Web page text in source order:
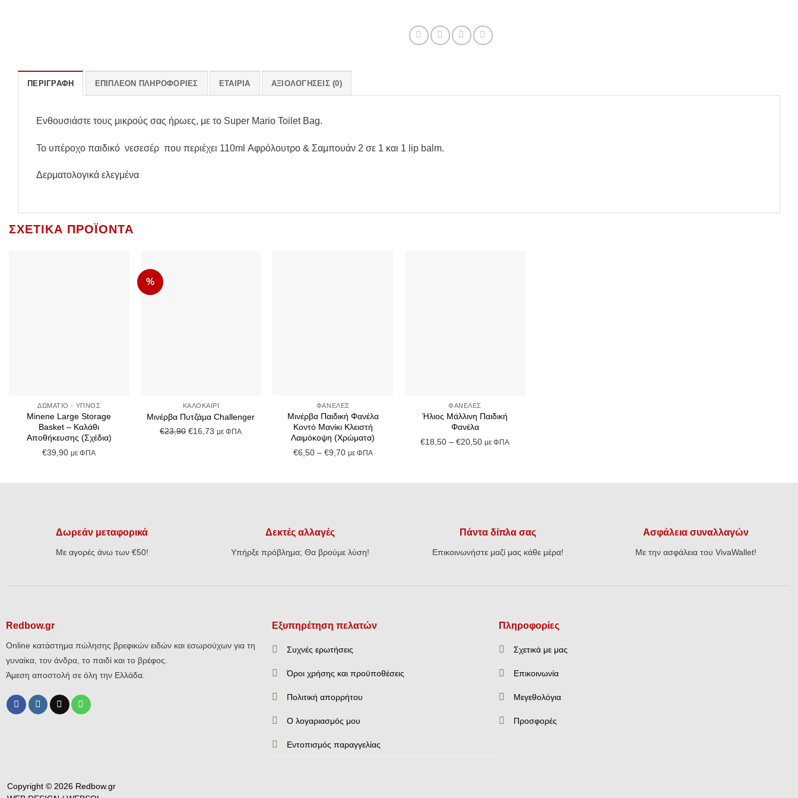
ΠΕΡΙΓΡΑΦΉ ΕΠΙΠΛΈΟΝ ΠΛΗΡΟΦΟΡΊΕΣ ΕΤΑΙΡΊΑ ΑΞΙΟΛΟΓΉΣΕΙΣ (0)
Ενθουσιάστε τους μικρούς σας ήρωες, με το Super Mario Toilet Bag.
Το υπέροχο παιδικό νεσεσέρ που περιέχει 110ml Αφρόλουτρο & Σαμπουάν 2 σε 1 και 1 lip balm.
Δερματολογικά ελεγμένα
ΣΧΕΤΙΚΆ ΠΡΟΪΌΝΤΑ
ΔΩΜΆΤΙΟ - ΎΠΝΟΣ
Minene Large Storage
Basket – Καλάθι
Αποθήκευσης (Σχέδια)
€39,90 με ΦΠΑ
%
ΚΑΛΟΚΑΊΡΙ
Μινέρβα Πυτζάμα Challenger
€23,90 Original
€16,73 Η
€16,73.
με ΦΠΑ
ΦΑΝΈΛΕΣ
Μινέρβα Παιδική Φανέλα
Κοντό Μανίκι Κλειστή
Λαιμόκοψη (Χρώματα)
€6,50 – €9,70Price
με ΦΠΑ
ΦΑΝΈΛΕΣ
Ήλιος Μάλλινη Παιδική
Φανέλα
€18,50 – €20,50Price
through
με ΦΠΑ
Δωρεάν μεταφορικά
Με αγορές άνω των €50!
Δεκτές αλλαγές
Υπήρξε πρόβλημα; Θα βρούμε λύση!
Πάντα δίπλα σας
Επικοινωνήστε μαζί μας κάθε μέρα!
Ασφάλεια συναλλαγών
Με την ασφάλεια του VivaWallet!
Redbow.gr
Online κατάστημα πώλησης βρεφικών ειδών και εσωρούχων για τη
γυναίκα, τον άνδρα, το παιδί και το βρέφος.
Άμεση αποστολή σε όλη την Ελλάδα.
Εξυπηρέτηση πελατών
Συχνές ερωτήσεις
Όροι χρήσης και προϋποθέσεις
Πολιτική απορρήτου
Ο λογαριασμός μου
Εντοπισμός παραγγελίας
Πληροφορίες
Σχετικά με μας
Επικοινωνία
Mεγεθολόγια
Προσφορές
Copyright © 2026 Redbow.gr